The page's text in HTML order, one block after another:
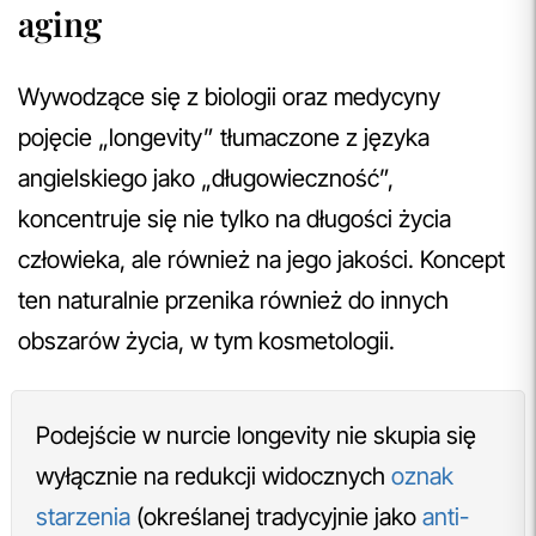
aging
Wywodzące się z biologii oraz medycyny
pojęcie „longevity” tłumaczone z języka
angielskiego jako „długowieczność”,
koncentruje się nie tylko na długości życia
człowieka, ale również na jego jakości. Koncept
ten naturalnie przenika również do innych
obszarów życia, w tym kosmetologii.
Podejście w nurcie longevity nie skupia się
wyłącznie na redukcji widocznych oznak
starzenia(określanej tradycyjnie jako anti-